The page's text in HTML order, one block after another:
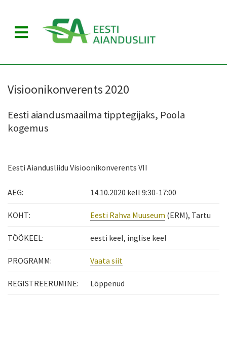
M
N
Visioonikonverents 2020
Eesti aiandusmaailma tipptegijaks, Poola
kogemus
Eesti Aiandusliidu Visioonikonverents VII
AEG: 14.10.2020 kell 9:30-17:00
KOHT: Eesti Rahva Muuseum (ERM), Tartu
TÖÖKEEL: eesti keel, inglise keel
PROGRAMM: Vaata siit
REGISTREERUMINE: Lõppenud